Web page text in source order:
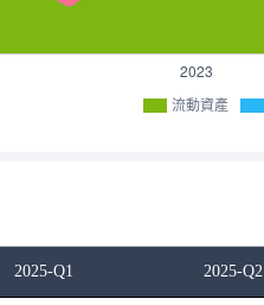
流動資產
2025-Q1 2025-Q2